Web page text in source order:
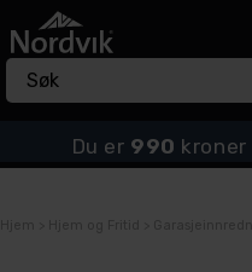
Du er 990